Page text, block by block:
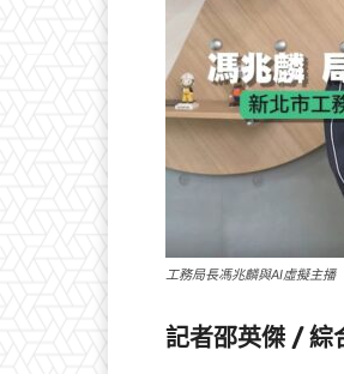
工務局長馮兆麟與AI虛擬主播
記者邵英傑 / 綜